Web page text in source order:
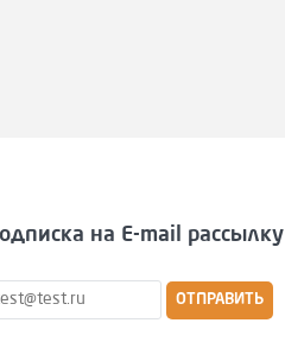
на E-mail рассылку